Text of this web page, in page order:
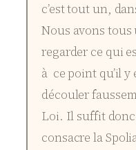
c’est tout un,
Nous avons
regarder ce qui
à ce point qu’il
découler
Loi. Il suffit
consacre la